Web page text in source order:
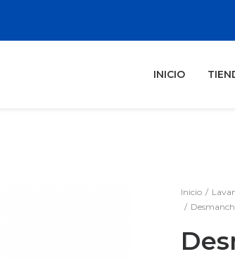
INICIO
Inicio